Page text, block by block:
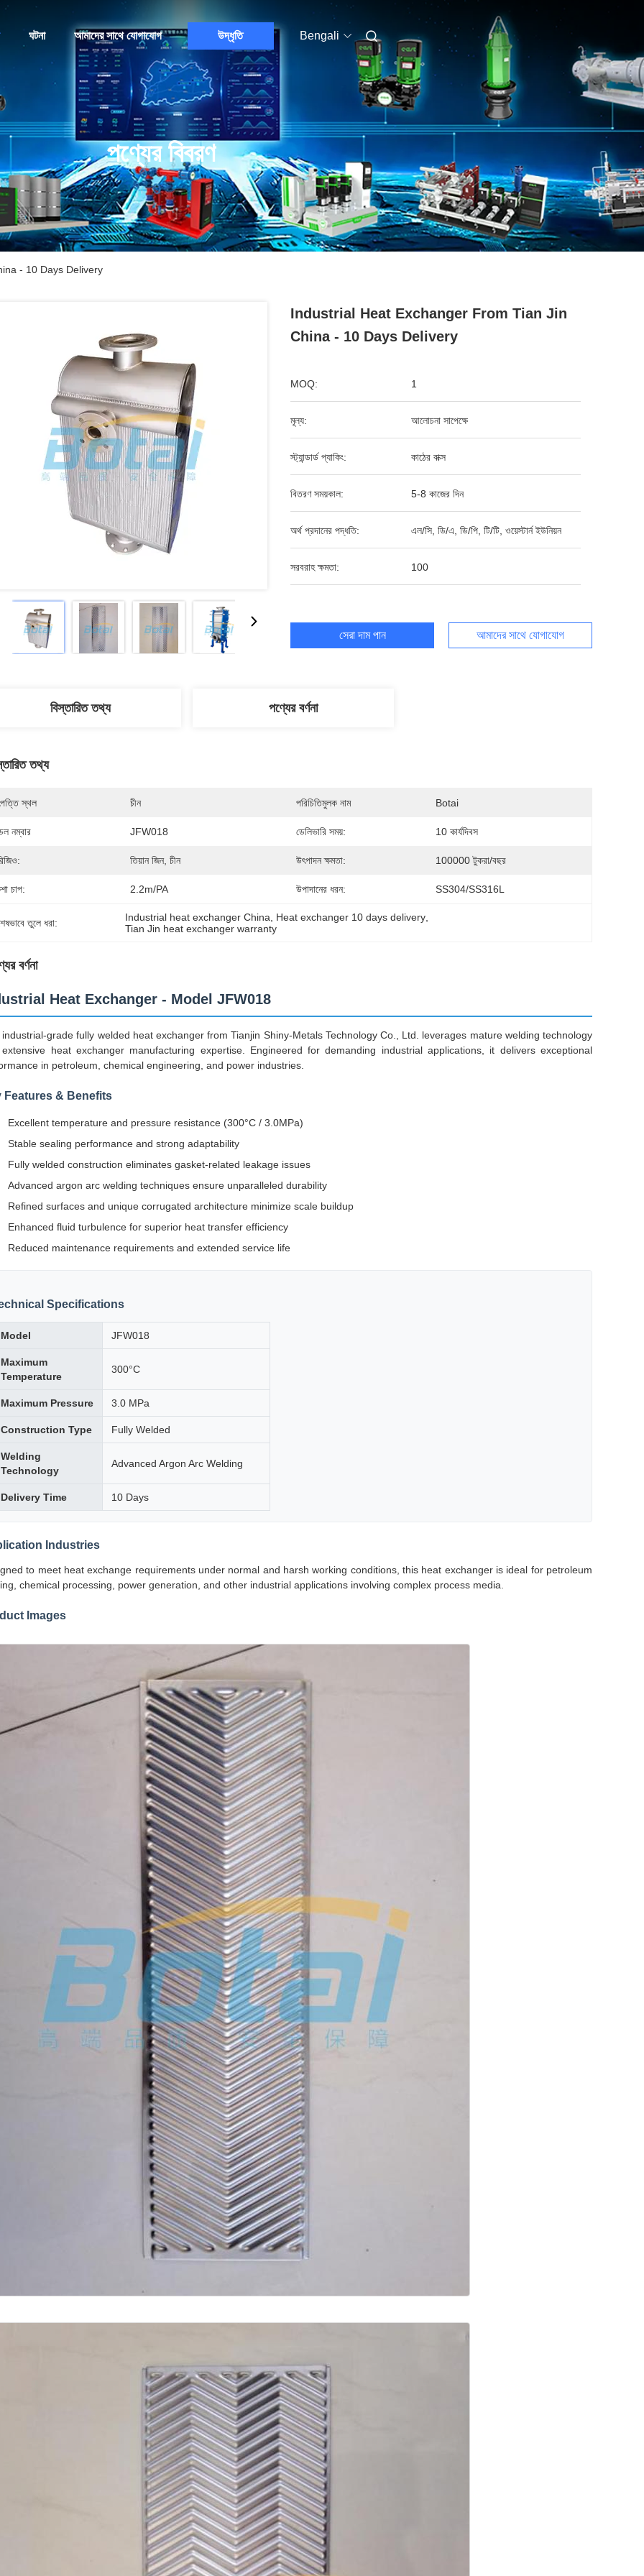
ঘটনা আমাদের সাথে যোগাযোগ উদ্ধৃতি Bengali
পণ্যের বিবরণ
- 10 Days Delivery
Industrial Heat Exchanger From Tian Jin
China - 10 Days Delivery
MOQ: 1
মূল্য: আলোচনা সাপেক্ষে
স্ট্যান্ডার্ড প্যাকিং: কাঠের বাক্স
বিতরণ সময়কাল: 5-8 কাজের দিন
অর্থ প্রদানের পদ্ধতি: এল/সি, ডি/এ, ডি/পি, টি/টি, ওয়েস্টার্ন ইউনিয়ন
সরবরাহ ক্ষমতা: 100
সেরা দাম পান আমাদের সাথে যোগাযোগ
বিস্তারিত তথ্য পণ্যের বর্ণনা
তথ্য
স্থল চীন পরিচিতিমুলক নাম Botai
নম্বার JFW018 ডেলিভারি সময়: 10 কার্যদিবস
তিয়ান জিন, চীন উৎপাদন ক্ষমতা: 100000 টুকরা/বছর
চাপ: 2.2m/PA উপাদানের ধরন: SS304/SS316L
তুলে ধরা: Industrial heat exchanger China Heat exchanger 10 days delivery
Tian Jin heat exchanger warranty
বর্ণনা
Heat Exchanger - Model JFW018
industrial-grade fully welded heat exchanger from Tianjin Shiny-Metals Technology Co., Ltd. leverages mature welding technology
heat exchanger manufacturing expertise. Engineered for demanding industrial applications, it delivers exceptional
in petroleum, chemical engineering, and power industries.
Features & Benefits
Excellent temperature and pressure resistance (300°C / 3.0MPa)
Stable sealing performance and strong adaptability
Fully welded construction eliminates gasket-related leakage issues
Advanced argon arc welding techniques ensure unparalleled durability
Refined surfaces and unique corrugated architecture minimize scale buildup
Enhanced fluid turbulence for superior heat transfer efficiency
Reduced maintenance requirements and extended service life
Specifications
Model JFW018
Maximum
Temperature
300°C
Maximum Pressure 3.0 MPa
Construction Type Fully Welded
Welding
Technology
Advanced Argon Arc Welding
Delivery Time 10 Days
Industries
to meet heat exchange requirements under normal and harsh working conditions, this heat exchanger is ideal for petroleum
chemical processing, power generation, and other industrial applications involving complex process media.
Images